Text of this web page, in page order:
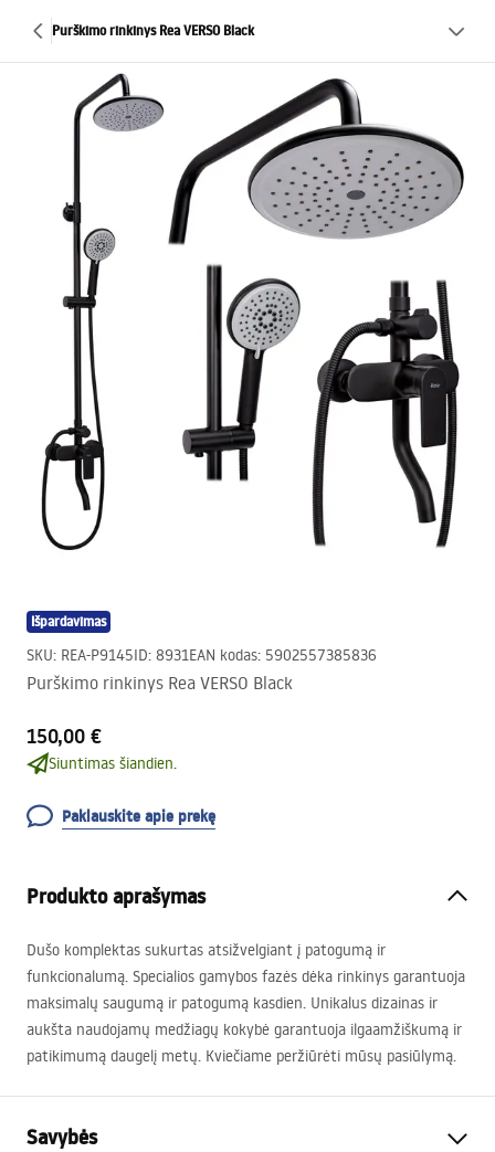
Purškimo rinkinys Rea VERSO Black
Išpardavimas
SKU: REA-P9145ID: 8931EAN kodas: 5902557385836
Purškimo rinkinys Rea VERSO Black
150,00 €
Siuntimas šiandien.
Paklauskite apie prekę
Produkto aprašymas
Dušo komplektas sukurtas atsižvelgiant į patogumą ir
funkcionalumą. Specialios gamybos fazės dėka rinkinys garantuoja
maksimalų saugumą ir patogumą kasdien. Unikalus dizainas ir
aukšta naudojamų medžiagų kokybė garantuoja ilgaamžiškumą ir
patikimumą daugelį metų. Kviečiame peržiūrėti mūsų pasiūlymą.
Savybės